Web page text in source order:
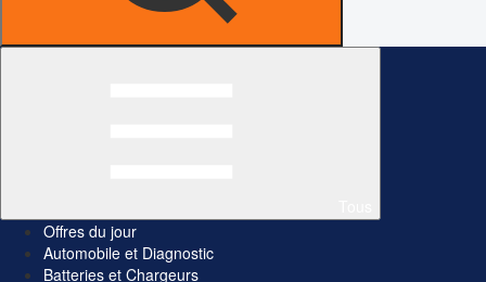
Offres du jour
Automobile et Diagnostic
Batteries et Chargeurs